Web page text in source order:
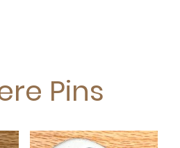
Pins